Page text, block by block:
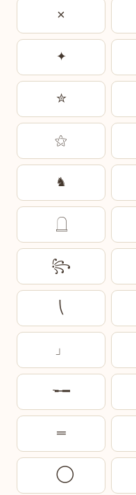
✗
✦
✮
⚝
♞
𓉸
꧂
⎝
」
᠊╾━
═